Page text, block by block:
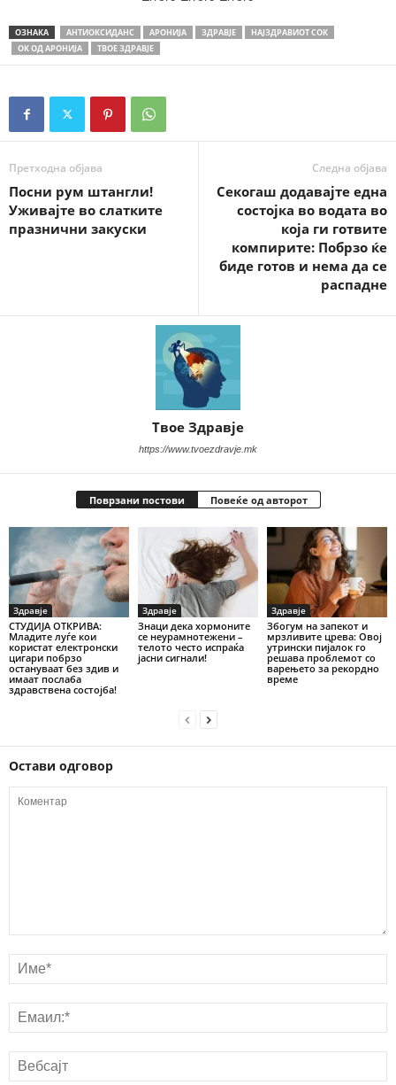
ОЗНАКА АНТИОКСИДАНС АРОНИЈА ЗДРАВЈЕ
НАЈЗДРАВИОТ СОК
ОК ОД АРОНИЈА
ТВОЕ ЗДРАВЈЕ
Претходна објава
Посни рум штангли!
Уживајте во слатките
празнични закуски
Следна објава
Секогаш додавајте една
состојка во водата во
која ги готвите
компирите: Побрзо ќе
биде готов и нема да се
распадне
Твое Здравје
https://www.tvoezdravje.mk
Поврзани постови Повеќе од авторот
Здравје
СТУДИЈА ОТКРИВА:
Младите луѓе кои
користат електронски
цигари побрзо
остануваат без здив и
имаат послаба
здравствена состојба!
Здравје
Знаци дека хормоните
се неурамнотежени –
телото често испраќа
јасни сигнали!
Здравје
Збогум на запекот и
мрзливите црева: Овој
утрински пијалок го
решава проблемот со
варењето за рекордно
време
Остави одговор